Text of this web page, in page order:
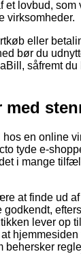
et lovbud,
virksomheder.
eller
bør du
såfremt
en online
tyde e-
i mange
at finde ud
lever op
hjemmesiden